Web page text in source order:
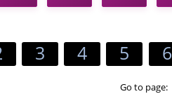
3 4 5 6
Go to page: